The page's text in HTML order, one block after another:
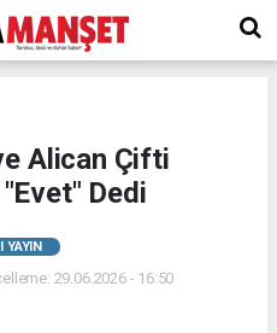
Alican Çifti
Dedi
YAYIN
29.06.2026 - 16:50